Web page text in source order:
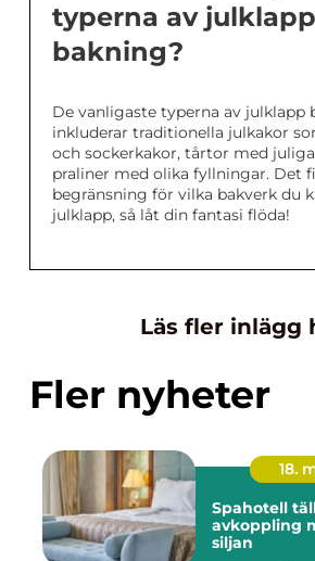
typerna av julklapp
bakning?
De vanligaste typerna av julklapp
inkluderar traditionella julkakor
och sockerkakor, tårtor med
praliner med olika fyllningar. Det
begränsning för vilka bakverk du
julklapp, så låt din fantasi flöda!
Läs fler inlägg
Fler nyheter
18.
Spahotell
avkoppling
siljan